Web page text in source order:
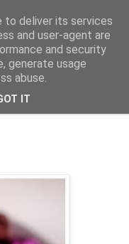
to deliver its services
and user-agent are
and security
generate usage
abuse.
IT